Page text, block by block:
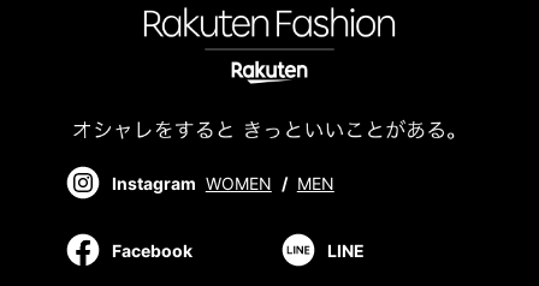
Instagram WOMEN / MEN
Facebook LINE